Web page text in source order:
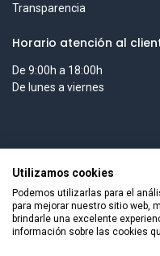
Transparencia
Horario atención al
De 9:00h a 18:00h
De lunes a viernes
Utilizamos cookies
Podemos utilizarlas para el
para mejorar nuestro sitio web,
brindarle una excelente
información sobre las cookies